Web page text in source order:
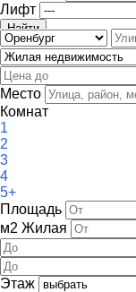
Лифт
Место
Комнат
1
2
3
4
5+
Площадь
м2 Жилая
Этаж